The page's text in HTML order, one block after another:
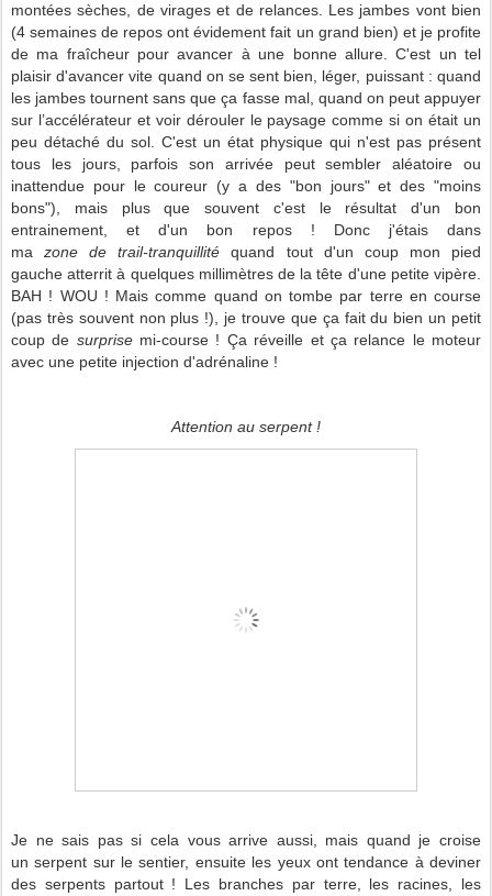
montées sèches, de virages et de relances. Les jambes vont bien
(4 semaines de repos ont évidement fait un grand bien) et je profite
de ma fraîcheur pour avancer à une bonne allure. C'est un tel
plaisir d'avancer vite quand on se sent bien, léger, puissant : quand
les jambes tournent sans que ça fasse mal, quand on peut appuyer
sur l’accélérateur et voir dérouler le paysage comme si on était un
peu détaché du sol. C'est un état physique qui n'est pas présent
tous les jours, parfois son arrivée peut sembler aléatoire ou
inattendue pour le coureur (y a des "bon jours" et des "moins
bons"), mais plus que souvent c'est le résultat d'un bon
entrainement, et d'un bon repos ! Donc j'étais dans
ma zone de trail-tranquillitéquand tout d'un coup mon pied
gauche atterrit à quelques millimètres de la tête d'une petite vipère.
BAH ! WOU ! Mais comme quand on tombe par terre en course
(pas très souvent non plus !), je trouve que ça fait du bien un petit
coup de surprisemi-course ! Ça réveille et ça relance le moteur
avec une petite injection d'adrénaline !
Attention au serpent !
Je ne sais pas si cela vous arrive aussi, mais quand je croise
un serpent sur le sentier, ensuite les yeux ont tendance à deviner
des serpents partout ! Les branches par terre, les racines, les